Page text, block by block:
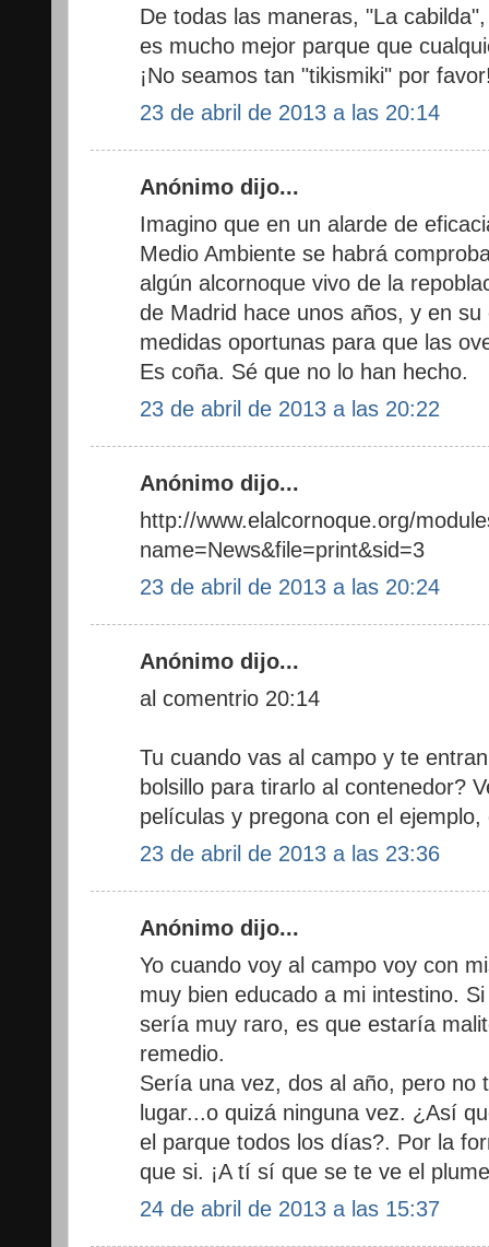
De todas las maneras, "La
es mucho mejor parque que
¡No seamos tan "tikismiki" por
23 de abril de 2013 a las 20:14
Anónimo dijo...
Imagino que en un alarde de
Medio Ambiente se habrá
algún alcornoque vivo de la
de Madrid hace unos años, y en
medidas oportunas para que las
Es coña. Sé que no lo han hecho.
23 de abril de 2013 a las 20:22
Anónimo dijo...
http://www.elalcornoque.org/
name=News&file=print&sid=3
23 de abril de 2013 a las 20:24
Anónimo dijo...
al comentrio 20:14
Tu cuando vas al campo y te
bolsillo para tirarlo al contenedor?
películas y pregona con el
23 de abril de 2013 a las 23:36
Anónimo dijo...
Yo cuando voy al campo voy con
muy bien educado a mi intestino.
sería muy raro, es que estaría
remedio.
Sería una vez, dos al año, pero no
lugar...o quizá ninguna vez. ¿Así
el parque todos los días?. Por la
que si. ¡A tí sí que se te ve el
24 de abril de 2013 a las 15:37